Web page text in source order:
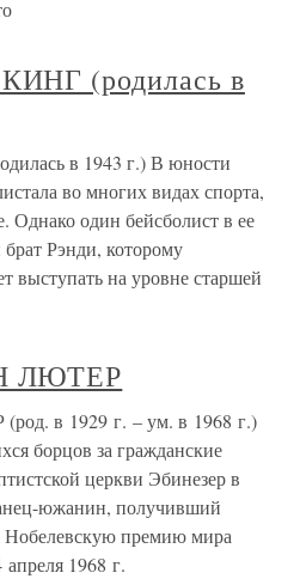
(родилась в
в 1943 г.) В юности
во многих видах спорта,
Однако один бейсболист в ее
Рэнди, которому
выступать на уровне старшей
ЛЮТЕР
в 1929 г. – ум. в 1968 г.)
борцов за гражданские
церкви Эбинезер в
южанин, получивший
Нобелевскую премию мира
1968 г.